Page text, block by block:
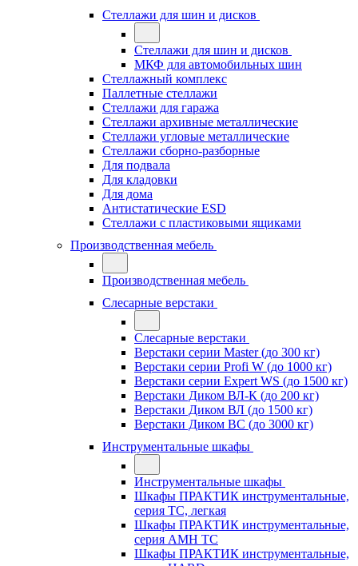
Стеллажи для шин и дисков
Стеллажи для шин и дисков
МКФ для автомобильных шин
Стеллажный комплекс
Паллетные стеллажи
Стеллажи для гаража
Стеллажи архивные металлические
Стеллажи угловые металлические
Стеллажи сборно-разборные
Для подвала
Для кладовки
Для дома
Антистатические ESD
Стеллажи с пластиковыми ящиками
Производственная мебель
Производственная мебель
Слесарные верстаки
Слесарные верстаки
Верстаки серии Master (до 300 кг)
Верстаки серии Profi W (до 1000 кг)
Верстаки серии Expert WS (до 1500 кг)
Верстаки Диком ВЛ-К (до 200 кг)
Верстаки Диком ВЛ (до 1500 кг)
Верстаки Диком ВС (до 3000 кг)
Инструментальные шкафы
Инструментальные шкафы
Шкафы ПРАКТИК инструментальные,
серия TC, легкая
Шкафы ПРАКТИК инструментальные,
серия AMH TC
Шкафы ПРАКТИК инструментальные,